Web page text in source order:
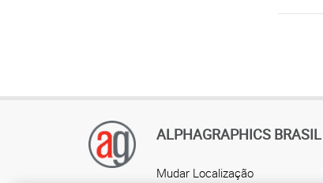
ALPHAGRAPHICS BRASIL
Mudar Localização